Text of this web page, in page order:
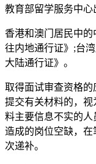
教育部留学服务中心
香港和澳门居民中
往内地通行证》;台
大陆通行证》。
取得面试审查资格
提交有关材料的，
料主要信息不实的
造成的岗位空缺，
次递补。